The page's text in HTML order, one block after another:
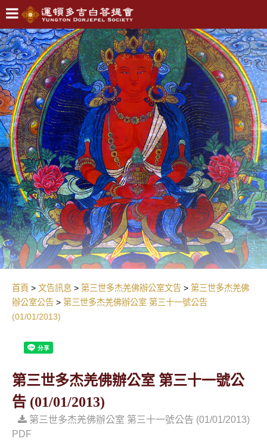
首頁 文告訊息 第三世多杰羌佛辦公室文告
第三世多杰羌佛
辦公室公告
第三世多杰羌佛辦公室 第三十一號公告
(01/01/2013)
第三世多杰羌佛辦公室 第三十一號公
告 (01/01/2013)
第三世多杰羌佛辦公室 第三十一號公告 (01/01/2013)
PDF